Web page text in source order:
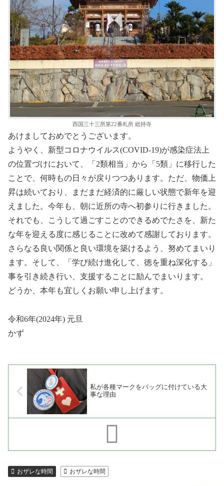
西国三十三所第22番札所 総持寺
あけましておめでとうございます。
ようやく、新型コロナウイルス(COVID-19)が感染症法上
の位置づけにおいて、「2類相当」から「5類」に移行した
ことで、何時もの日々が戻りつつあります。ただ、物価上
昇は続いており、まだまだ経済的に厳しい状態で新年を迎
えました。今年も、朝に近所の寺へ初参りに行きました。
それでも、こうして過ごすことのできるめでたさを、新た
な年を迎える度に感じることに改めて感謝しております。
さらなる良い関係と良い環境を築けるよう、努めてまいり
ます。そして、「学び続け進化して、徳を重ね深化する」
事を引き続き行い、支援することに励んでまいります。
どうか、本年も宜しくお願い申し上げます。
令和6年(2024年) 元旦
かず
私が各種マークをバッグに付けている大
事な理由
おザレな時間 おザレな時間